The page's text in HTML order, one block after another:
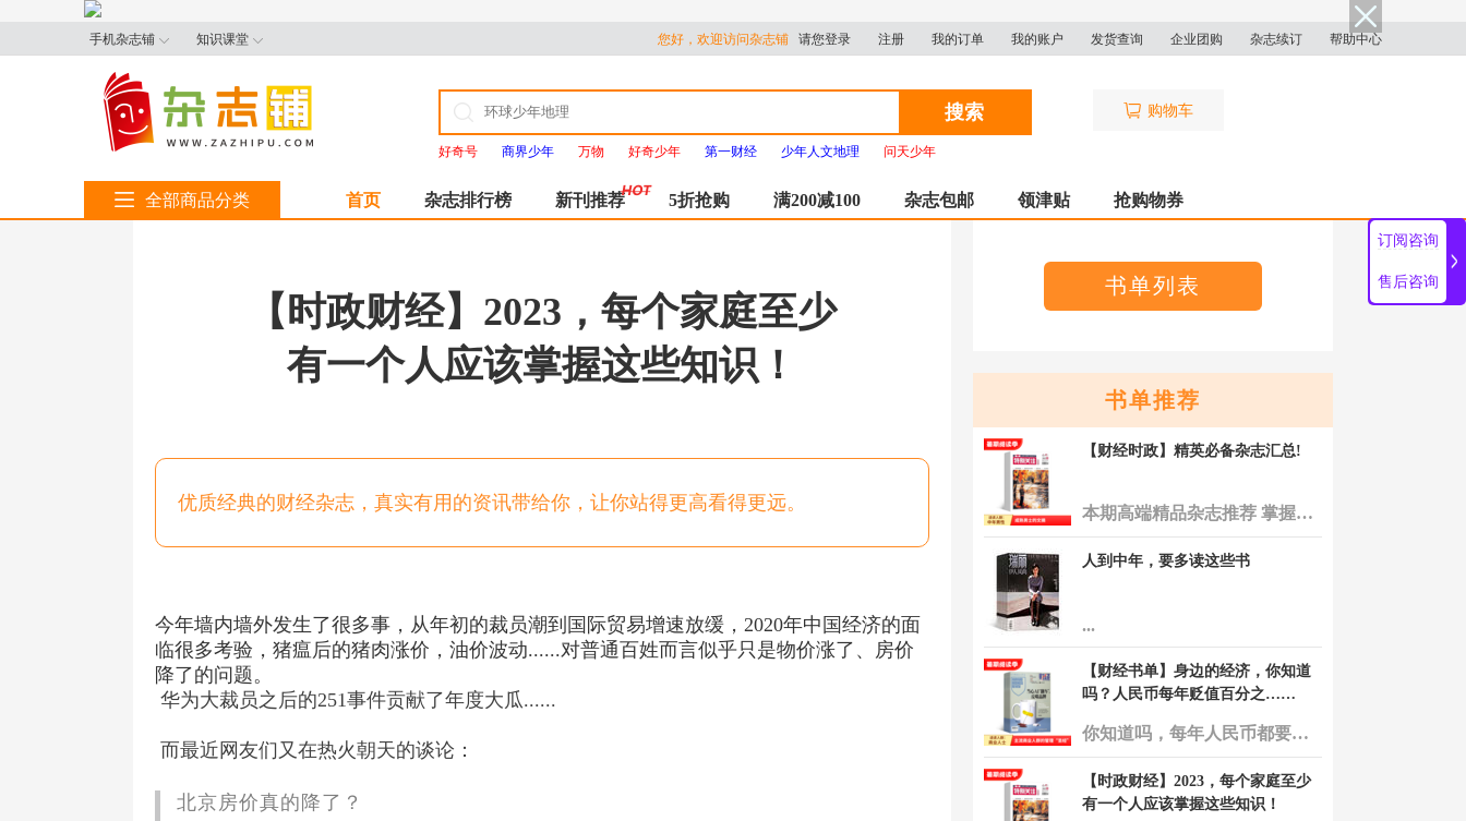
手机杂志铺 知识课堂 您好，欢迎访问杂志铺 请您登录 注册 我的订单 我的账户 发货查询 企业团购 杂志续订 帮助中心
搜索
好奇号 商界少年 万物 好奇少年 第一财经 少年人文地理 问天少年
购物车
全部商品分类 首页 杂志排行榜 新刊推荐 5折抢购 满200减100 杂志包邮 领津贴 抢购物券
【时政财经】2023，每个家庭至少
有一个人应该掌握这些知识！
优质经典的财经杂志，真实有用的资讯带给你，让你站得更高看得更远。
今年墙内墙外发生了很多事，从年初的裁员潮到国际贸易增速放缓，2020年中国经济的面
临很多考验，猪瘟后的猪肉涨价，油价波动......对普通百姓而言似乎只是物价涨了、房价
降了的问题。
华为大裁员之后的251事件贡献了年度大瓜......
而最近网友们又在热火朝天的谈论：
北京房价真的降了？
书单列表
书单推荐
【财经时政】精英必备杂志汇总!
本期高端精品杂志推荐 掌握时政新闻动态 关注当下经济热点 提升商业嗅觉 把握时代脉搏 『20本』成功人士必备的优质刊物 ...
人到中年，要多读这些书
...
【财经书单】身边的经济，你知道
吗？人民币每年贬值百分之……
你知道吗，每年人民币都要贬值大约7%！二年制的银行存款利率才只有2%，所以，如果只是把钱放进银行储蓄，你的钱就是在贬值的！ 俗话说得好，你不理财，财不理你。 如果对于自己的资产疏于打理， ...
【时政财经】2023，每个家庭至少
有一个人应该掌握这些知识！
订阅咨询
售后咨询